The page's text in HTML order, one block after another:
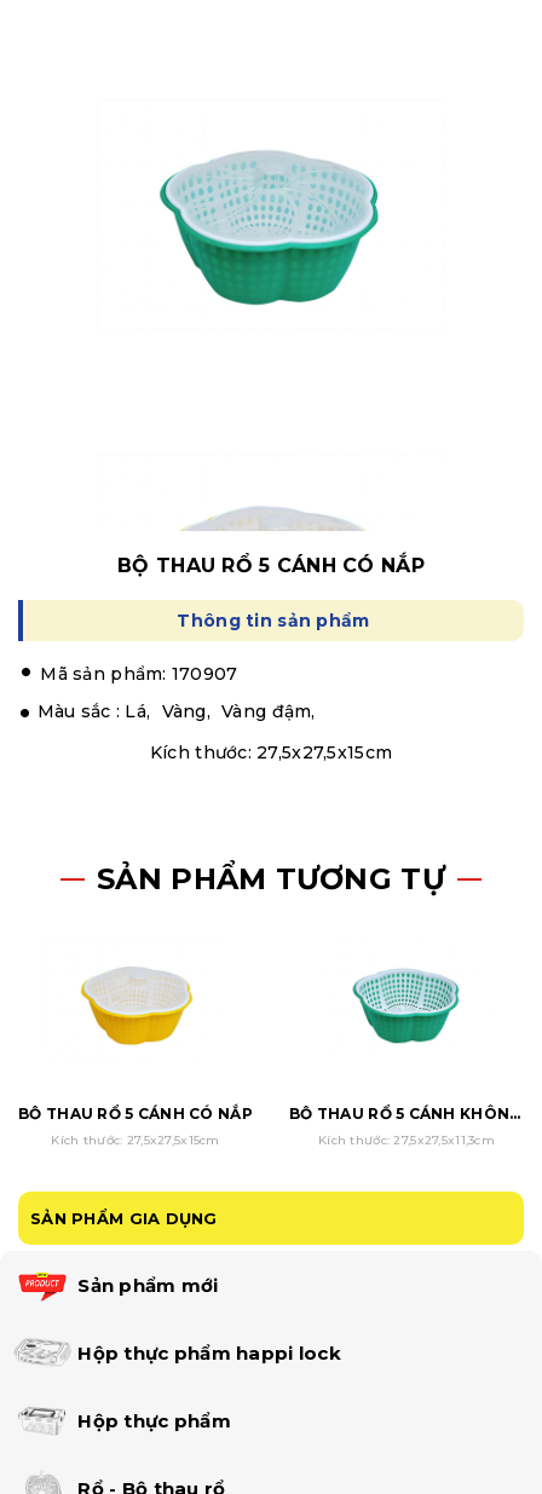
SẢN PHẨM GIA DỤNG
Sản phẩm mới
Hộp thực phẩm happi lock
Hộp thực phẩm
Rổ - Bộ thau rổ
BỘ THAU RỔ 5 CÁNH CÓ NẮP
Thông tin sản phẩm
Mã sản phẩm: 170907
. Màu sắc : Lá, Vàng, Vàng đậm,
Kích thước: 27,5x27,5x15cm
SẢN PHẨM TƯƠNG TỰ
BỘ THAU RỔ 5 CÁNH CÓ NẮP
Kích thước: 27,5x27,5x15cm
BỘ THAU RỔ 5 CÁNH KHÔNG NẮP
Kích thước: 27,5x27,5x11,3cm